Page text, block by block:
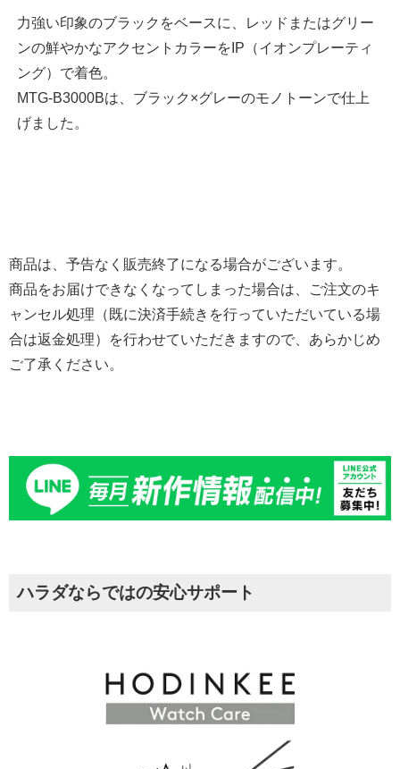
力強い印象のブラックをベースに、レッドまたはグリー
ンの鮮やかなアクセントカラーをIP（イオンプレーティ
ング）で着色。
MTG-B3000Bは、ブラック×グレーのモノトーンで仕上
げました。
商品は、予告なく販売終了になる場合がございます。
商品をお届けできなくなってしまった場合は、ご注文のキ
ャンセル処理（既に決済手続きを行っていただいている場
合は返金処理）を行わせていただきますので、あらかじめ
ご了承ください。
ハラダならではの安心サポート